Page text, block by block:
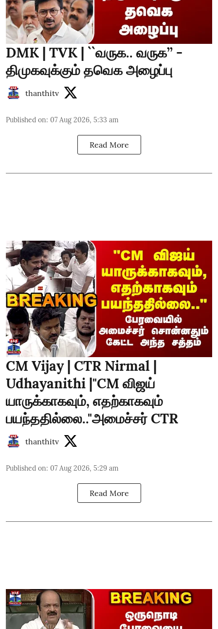
DMK | TVK | ``வருக.. வருக’’ -
திமுகவுக்கும் தவெக அழைப்பு
thanthitv
Published on: 07 Aug 2026, 5:33 am
Read More
CM Vijay | CTR Nirmal |
Udhayanithi |"CM விஜய்
யாருக்காகவும், எதற்காகவும்
பயந்ததில்லை.."அமைச்சர் CTR
thanthitv
Published on: 07 Aug 2026, 5:29 am
Read More